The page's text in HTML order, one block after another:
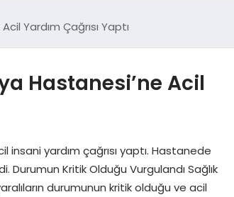
Yardım Çağrısı Yaptı
Hastanesi’ne Acil
insani yardım çağrısı yaptı. Hastanede
Kritik Olduğu Vurgulandı Sağlık
durumunun kritik olduğu ve acil